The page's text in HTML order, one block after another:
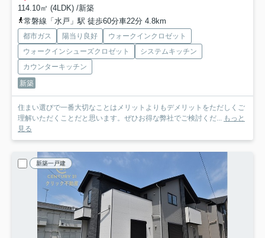
114.10㎡ (4LDK) /新築
常磐線「水戸」駅 徒歩60分車22分 4.8km
都市ガス 陽当り良好
ウォークインクロゼット
ウォークインシューズクロゼット
システムキッチン
カウンターキッチン
新築
住まい選びで一番大切なことはメリットよりもデメリットをただしくご
理解いただくことだと思います。ぜひお得な弊社でご検討くだ... もっと
見る
新築一戸建